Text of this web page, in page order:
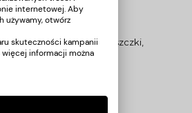
betaina, bioretinol
wygładza drobne zmarszczki,
internetowej. Aby
używamy, otwórz
skuteczności kampanii
informacji można